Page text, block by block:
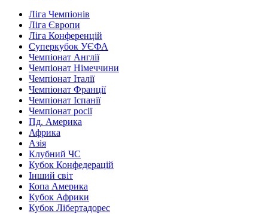
Ліга Чемпіонів
Ліга Європи
Ліга Конференцій
Суперкубок УЄФА
Чемпіонат Англії
Чемпіонат Німеччини
Чемпіонат Італії
Чемпіонат Франції
Чемпіонат Іспанії
Чемпіонат росії
Пд. Америка
Африка
Азія
Клубний ЧС
Кубок Конфедерацій
Інший світ
Копа Америка
Кубок Африки
Кубок Лібертадорес